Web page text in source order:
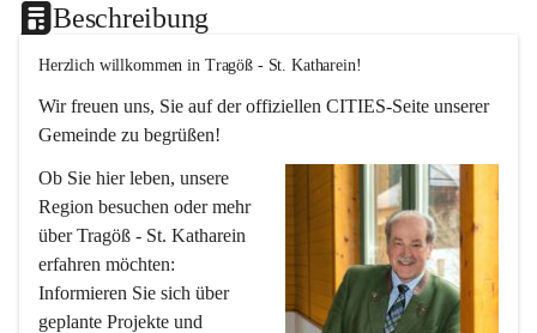
Beschreibung
Herzlich willkommen in Tragöß - St. Katharein!
Wir freuen uns, Sie auf der offiziellen CITIES-Seite unserer
Gemeinde zu begrüßen!
Ob Sie hier leben, unsere
Region besuchen oder mehr
über Tragöß - St. Katharein
erfahren möchten:
Informieren Sie sich über
geplante Projekte und